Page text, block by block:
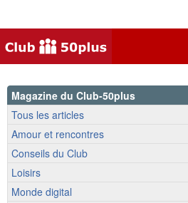
Magazine du Club-50plus
Tous les articles
Amour et rencontres
Conseils du Club
Loisirs
Monde digital